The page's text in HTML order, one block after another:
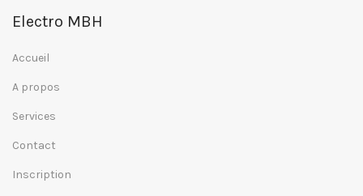
Electro MBH
Accueil
A propos
Services
Contact
Inscription